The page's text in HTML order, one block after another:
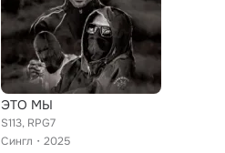
ЭТО МЫ
S113, RPG7
Сингл
2025